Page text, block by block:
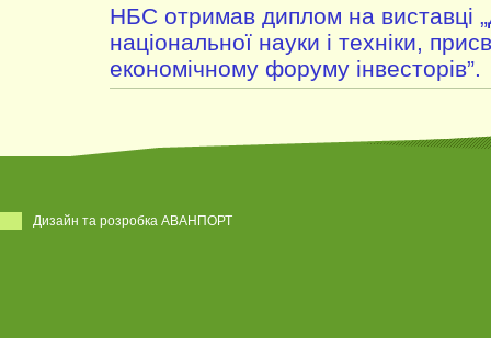
НБС отримав диплом на виставці
національної науки і техніки,
економічному форуму інвесторів”.
Дизайн та розробка АВАНПОРТ